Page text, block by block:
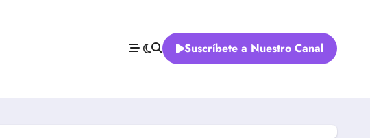
Suscríbete a Nuestro Canal